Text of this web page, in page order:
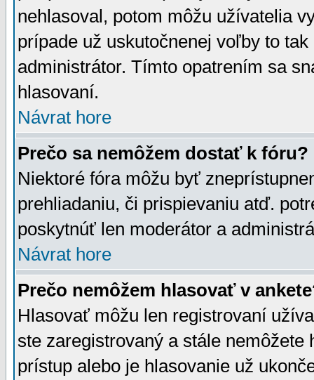
nehlasoval, potom môžu užívatelia
prípade už uskutočnenej voľby to
administrátor. Tímto opatrením sa
hlasovaní.
Návrat hore
Prečo sa nemôžem dostať k fóru?
Niektoré fóra môžu byť
prehliadaniu, či prispievaniu atď.
poskytnúť len moderátor a
Návrat hore
Prečo nemôžem hlasovať v
Hlasovať môžu len registrovaní
ste zaregistrovaný a stále
prístup alebo je hlasovanie už